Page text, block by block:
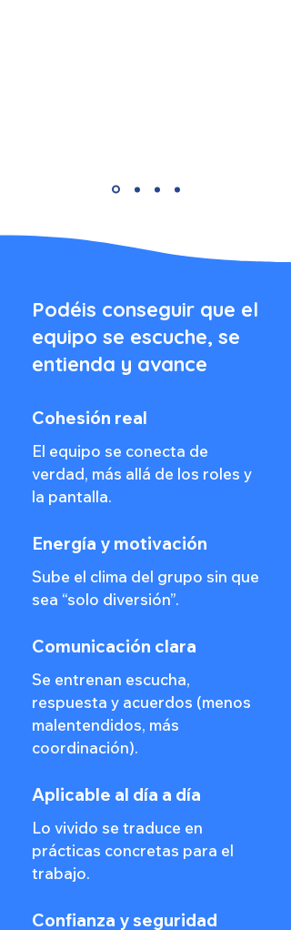
Podéis conseguir que el
equipo se escuche, se
entienda y avance
Cohesión real
El equipo se conecta de
verdad, más allá de los roles y
la pantalla.​
Energía y motivación
Sube el clima del grupo sin que
sea “solo diversión”.
Comunicación clara
Se entrenan escucha,
respuesta y acuerdos (menos
malentendidos, más
coordinación).
Aplicable al día a día
Lo vivido se traduce en
prácticas concretas para el
trabajo.
Confianza y seguridad